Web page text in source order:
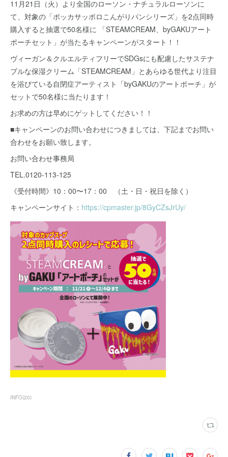
11月21日（火）より全国のローソン・ナチュラルローソンに
て、対象の「ポッカサッポロこんがりパンシリーズ」を2点同時
購入すると抽選で50名様に 「STEAMCREAM、byGAKUアート
ポーチセット」が当たるキャンペーンがスタート！！
ヴィーガン＆クルエルティフリーでSDGsにも配慮したサステナ
ブルな保湿クリーム「STEAMCREAM」とあらゆる世代より注目
を浴びている自閉症アーティスト「byGAKUのアートポーチ」が
セットで50名様に当たります！
お求めの方は早めにゲットしてください！！
■キャンペーンのお問い合わせにつきましては、下記までお問い
合わせをお願い致します。
お問い合わせ事務局
TEL.0120-113-125
《受付時間》10：00〜17：00 （土・日・祝日を除く）
キャンペーンサイト： https://cpmaster.jp/8GyCZsJrUy/
INFO(20)